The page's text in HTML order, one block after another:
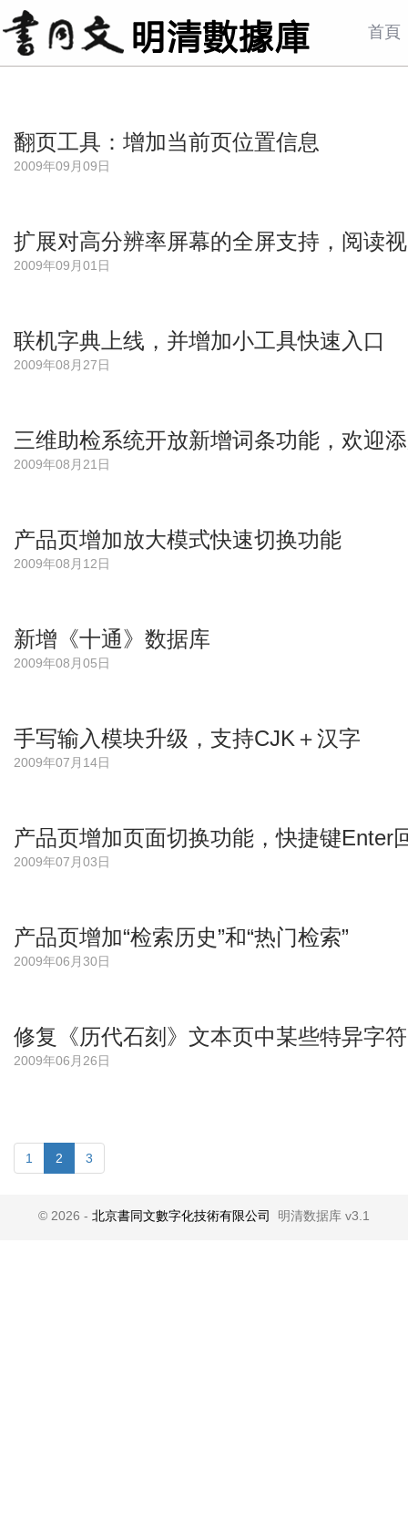
首頁
翻页工具：增加当前页位置信息
2009年09月09日
扩展对高分辨率屏幕的全屏支持，阅读
2009年09月01日
联机字典上线，并增加小工具快速入口
2009年08月27日
三维助检系统开放新增词条功能，欢迎
2009年08月21日
产品页增加放大模式快速切换功能
2009年08月12日
新增《十通》数据库
2009年08月05日
手写输入模块升级，支持CJK＋汉字
2009年07月14日
产品页增加页面切换功能，快捷键Enter
2009年07月03日
产品页增加“检索历史”和“热门检索”
2009年06月30日
修复《历代石刻》文本页中某些特异字符
2009年06月26日
1 2 3
© 2026 - 北京書同文數字化技術有限公司 明清数据库 v3.1